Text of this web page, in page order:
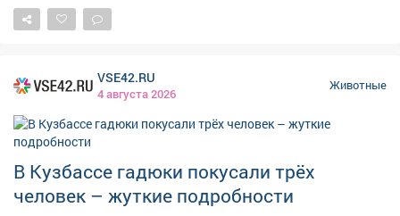
VSE42.RU
4 августа 2026
Животные
В Кузбассе гадюки покусали трёх
человек – жуткие подробности